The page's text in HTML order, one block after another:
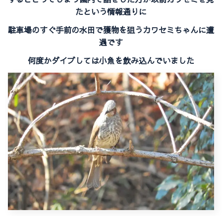
たという情報通りに
駐車場のすぐ手前の水田で獲物を狙うカワセミちゃんに遭
遇です
何度かダイブしては小魚を飲み込んでいました